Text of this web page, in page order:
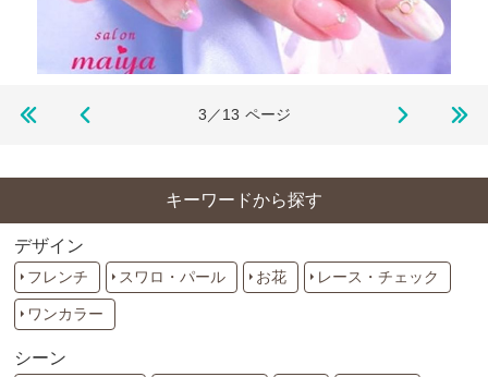
3／13 ページ
キーワードから探す
デザイン
フレンチ スワロ・パール お花 レース・チェック
ワンカラー
シーン